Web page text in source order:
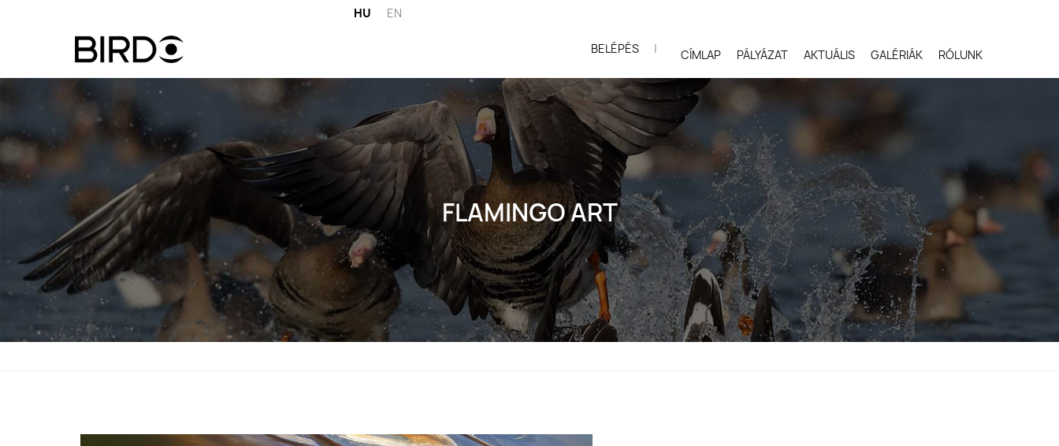
HU EN
CÍMLAP PÁLYÁZAT
Robert Gloeckner,
Egyesült Államok
Svetlana Ivanenko,
Oroszország
Terje Kolaas, Norvégia
Lóki Csaba,
Potyó Imre,
AKTUÁLIS GALÉRIÁK RÓLUNK
fiók
menüje
BELÉPÉS |
FLAMINGO ART